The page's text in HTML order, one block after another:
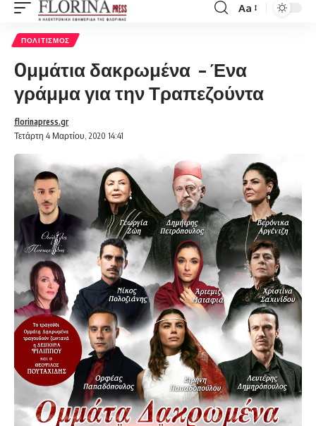
Font
Aa
ΠΟΛΙΤΙΣΜΌΣ
Oμμάτια δακρωμένα – Ένα
γράμμα για την Τραπεζούντα
Τετάρτη 4 Μαρτίου, 2020 14:41
florinapress.gr